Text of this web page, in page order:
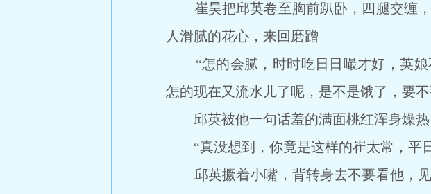
崔昊把邱英卷至胸前趴卧，四腿交缠，
人滑腻的花心，来回磨蹭
“怎的会腻，时时吃日日嘬才好，英娘
怎的现在又流水儿了呢，是不是饿了，要
邱英被他一句话羞的满面桃红浑身燥热
“真没想到，你竟是这样的崔太常，平
邱英撅着小嘴，背转身去不要看他，见